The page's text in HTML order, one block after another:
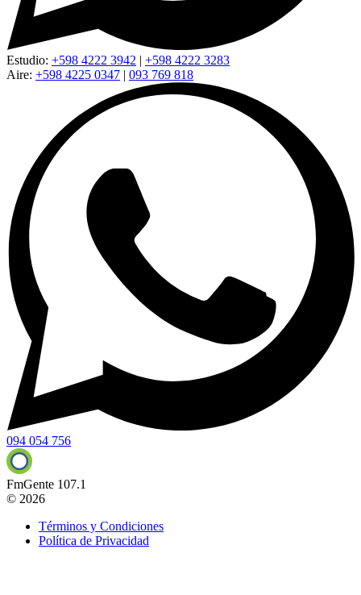
Estudio: +598 4222 3942 | +598 4222 3283
Aire: +598 4225 0347 | 093 769 818
094 054 756
FmGente 107.1
© 2026
Términos y Condiciones
Política de Privacidad